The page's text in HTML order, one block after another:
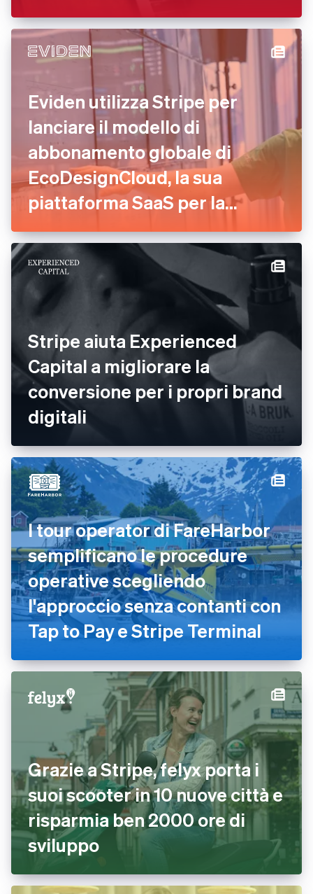
Eviden utilizza Stripe per
lanciare il modello di
abbonamento globale di
EcoDesignCloud, la sua
piattaforma SaaS per la
valutazione ambientale in
tempo reale.
Stripe aiuta Experienced
Capital a migliorare la
conversione per i propri brand
digitali
I tour operator di FareHarbor
semplificano le procedure
operative scegliendo
l'approccio senza contanti con
Tap to Pay e Stripe Terminal
Grazie a Stripe, felyx porta i
suoi scooter in 10 nuove città e
risparmia ben 2000 ore di
sviluppo